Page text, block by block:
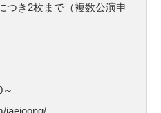
つき2枚まで（複数公演申
jaejoong/